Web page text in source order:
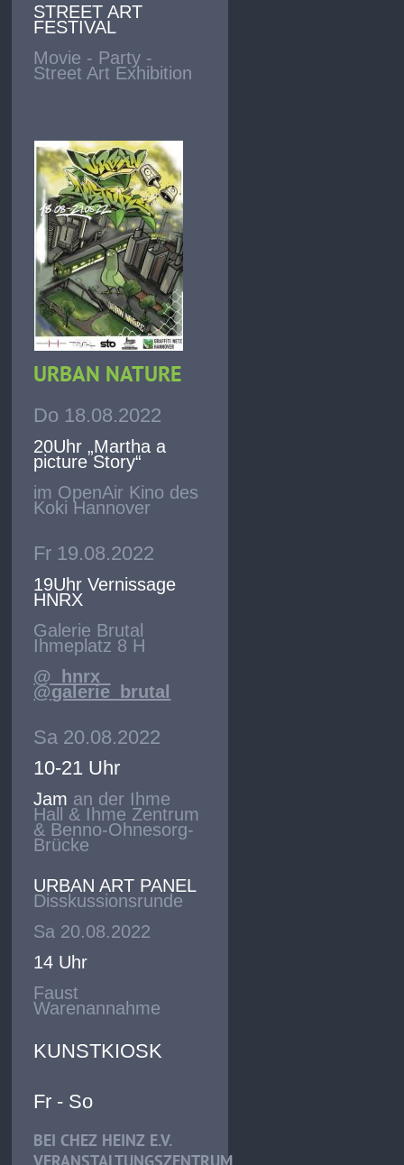
STREET ART
FESTIVAL
Movie - Party -
Street Art Exhibition
URBAN NATURE
Do 18.08.2022
20Uhr „Martha a
picture Story“
im OpenAir Kino des
Koki Hannover
Fr 19.08.2022
19Uhr Vernissage
HNRX
Galerie Brutal
Ihmeplatz 8 H
@_hnrx_
@galerie_brutal
Sa 20.08.2022
10-21 Uhr
Jam an der Ihme
Hall & Ihme Zentrum
& Benno-Ohnesorg-
Brücke
URBAN ART PANEL
Disskussionsrunde
Sa 20.08.2022
14 Uhr
Faust
Warenannahme
KUNSTKIOSK
Fr - So
BEI CHEZ HEINZ E.V.
VERANSTALTUNGSZENTRUM